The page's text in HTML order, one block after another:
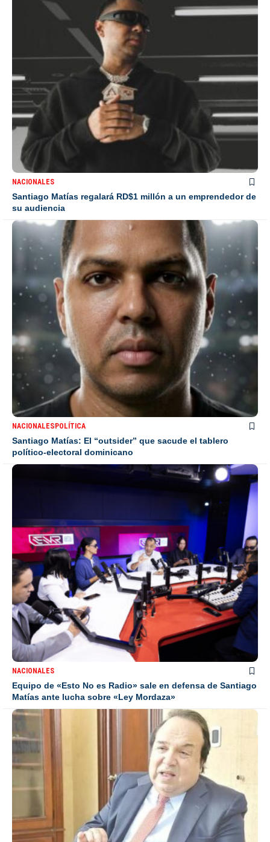
NACIONALES
Santiago Matías regalará RD$1 millón a un emprendedor de
su audiencia
NACIONALESPOLÍTICA
Santiago Matías: El “outsider” que sacude el tablero
político-electoral dominicano
NACIONALES
Equipo de «Esto No es Radio» sale en defensa de Santiago
Matías ante lucha sobre «Ley Mordaza»